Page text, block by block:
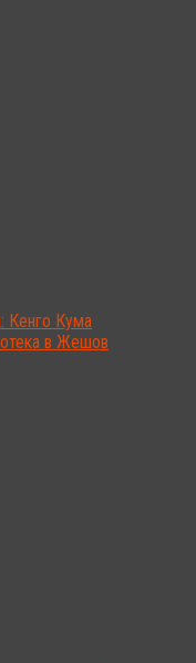
Кенго Кума
в Жешов